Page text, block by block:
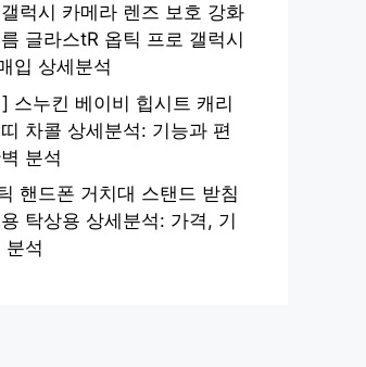
럭시 카메라 렌즈 보호 강화
글라스tR 옵틱 프로 갤럭시
입 상세분석
스누킨 베이비 힙시트 캐리
차콜 상세분석: 기능과 편
분석
핸드폰 거치대 스탠드 받침
탁상용 상세분석: 가격, 기
분석